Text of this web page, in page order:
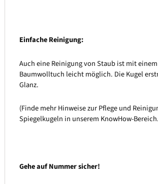
Einfache Reinigung:
Auch eine Reinigung von Staub ist mit
Baumwolltuch leicht möglich. Die Kugel
Glanz.
(Finde mehr Hinweise zur Pflege und
Spiegelkugeln in unserem KnowHow-
Gehe auf Nummer sicher!